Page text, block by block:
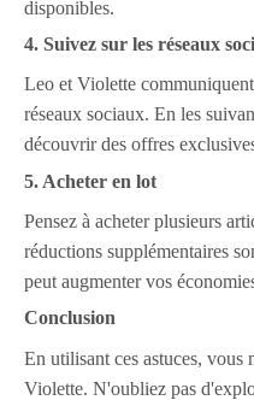
disponibles.
4. Suivez sur les réseaux
Leo et Violette
réseaux sociaux. En les
découvrir des offres
5. Acheter en lot
Pensez à acheter plusieurs
réductions supplémentaires
peut augmenter vos
Conclusion
En utilisant ces astuces, vous
Violette. N'oubliez pas